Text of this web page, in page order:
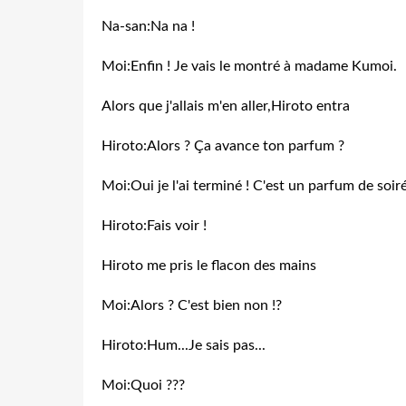
Na-san:Na na !
Moi:Enfin ! Je vais le montré à madame Kumoi.
Alors que j'allais m'en aller,Hiroto entra
Hiroto:Alors ? Ça avance ton parfum ?
Moi:Oui je l'ai terminé ! C'est un parfum de
Hiroto:Fais voir !
Hiroto me pris le flacon des mains
Moi:Alors ? C'est bien non !?
Hiroto:Hum...Je sais pas...
Moi:Quoi ???